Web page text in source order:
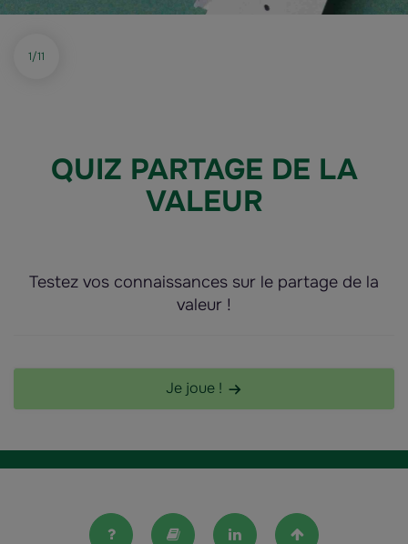
1/11
QUIZ PARTAGE DE LA
VALEUR
Testez vos connaissances sur le partage de la
valeur !
Je joue !
FAQ Lexique Linkedin Haut de la